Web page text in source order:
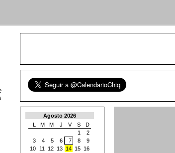
Agosto 2026
L
M M J V S
D
1
2
3
4 5 6 7 8
9
10
11 12 13 14 15 16